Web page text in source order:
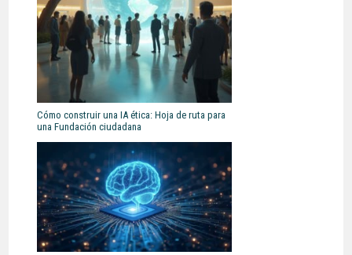
Cómo construir una IA ética: Hoja de ruta para
una Fundación ciudadana